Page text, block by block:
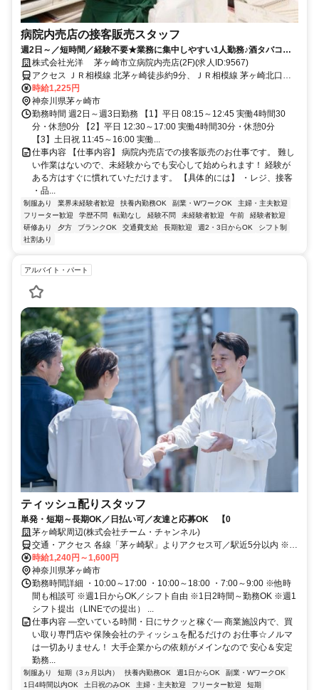
病院内売店の接客販売スタッフ
週2日～／短時間／経験不要★業務に集中しやすい1人勤務♪酒タバコ・
揚げ物販売やトイレ清掃はありません◎
株式会社光洋 茅ヶ崎市立病院内売店(2F)(求人ID:9567)
アクセス ＪＲ相模線 北茅ヶ崎徒歩約9分、ＪＲ相模線 茅ヶ崎北口徒
歩約19分、ＪＲ東海道本線 茅ヶ崎北口徒歩約19分
時給1,225円
神奈川県茅ヶ崎市
勤務時間 週2日～週3日勤務 【1】平日 08:15～12:45 実働4時間30
分・休憩0分 【2】平日 12:30～17:00 実働4時間30分・休憩0分
【3】土日祝 11:45～16:00 実働...
仕事内容 【仕事内容】 病院内売店での接客販売のお仕事です。 難し
い作業はないので、未経験からでも安心して始められます！ 経験が
ある方はすぐに慣れていただけます。 【具体的には】 ・レジ、接客
・品...
制服あり 業界未経験者歓迎 扶養内勤務OK 副業・WワークOK
主婦・主夫歓迎
フリーター歓迎
学歴不問 転勤なし 経験不問 未経験者歓迎 午前
経験者歓迎
研修あり
夕方 ブランクOK 交通費支給 長期歓迎 週2・3日からOK
シフト制
社割あり
アルバイト・パート
ティッシュ配りスタッフ
単発・短期～長期OK／日払い可／友達と応募OK 【0
茅ヶ崎駅周辺(株式会社チーム・チャンネル)
交通・アクセス 各線「茅ヶ崎駅」よりアクセス可／駅近5分以内 ※直
行直帰OK
時給1,240円～1,600円
神奈川県茅ヶ崎市
勤務時間詳細 ・10:00～17:00 ・10:00～18:00 ・7:00～9:00 ※他時
間も相談可 ※週1日からOK／シフト自由 ※1日2時間～勤務OK ※週1
シフト提出（LINEでの提出） ...
仕事内容 ―空いている時間・日にサクッと稼ぐ― 商業施設内で、買
い取り専門店や 保険会社のティッシュを配るだけの お仕事☆ノルマ
は一切ありません！ 大手企業からの依頼がメインなので 安心＆安定
勤務...
制服あり 短期（3ヵ月以内） 扶養内勤務OK 週1日からOK
副業・WワークOK
1日4時間以内OK
土日祝のみOK 主婦・主夫歓迎 フリーター歓迎
短期